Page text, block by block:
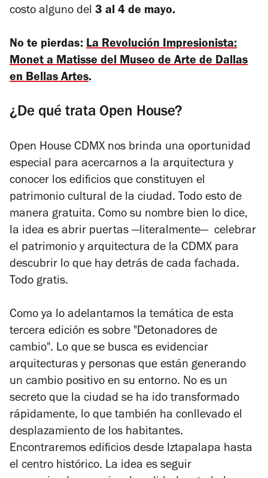
costo alguno del 3 al 4 de mayo.
No te pierdas: La Revolución Impresionista:
Monet a Matisse del Museo de Arte de Dallas
en Bellas Artes.
¿De qué trata Open House?
Open House CDMX nos brinda una oportunidad
especial para acercarnos a la arquitectura y
conocer los edificios que constituyen el
patrimonio cultural de la ciudad. Todo esto de
manera gratuita. Como su nombre bien lo dice,
la idea es abrir puertas —literalmente— celebrar
el patrimonio y arquitectura de la CDMX para
descubrir lo que hay detrás de cada fachada.
Todo gratis.
Como ya lo adelantamos la temática de esta
tercera edición es sobre "Detonadores de
cambio". Lo que se busca es evidenciar
arquitecturas y personas que están generando
un cambio positivo en su entorno. No es un
secreto que la ciudad se ha ido transformado
rápidamente, lo que también ha conllevado el
desplazamiento de los habitantes.
Encontraremos edificios desde Iztapalapa hasta
el centro histórico. La idea es seguir